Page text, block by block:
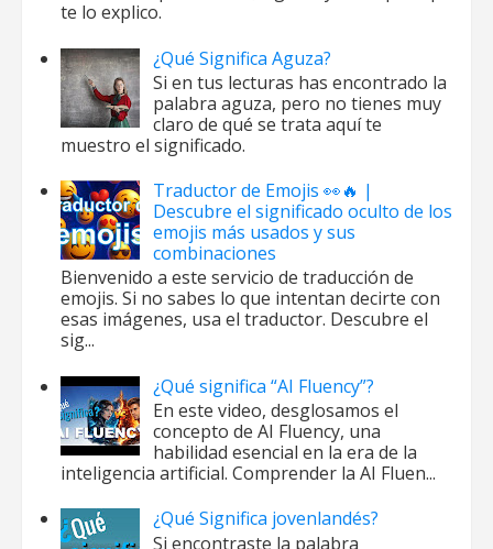
te lo explico.
¿Qué Significa Aguza?
Si en tus lecturas has encontrado la
palabra aguza, pero no tienes muy
claro de qué se trata aquí te
muestro el significado.
Traductor de Emojis 👀🔥 |
Descubre el significado oculto de los
emojis más usados y sus
combinaciones
Bienvenido a este servicio de traducción de
emojis. Si no sabes lo que intentan decirte con
esas imágenes, usa el traductor. Descubre el
sig...
¿Qué significa “AI Fluency”?
En este video, desglosamos el
concepto de AI Fluency, una
habilidad esencial en la era de la
inteligencia artificial. Comprender la AI Fluen...
¿Qué Significa jovenlandés?
Si encontraste la palabra